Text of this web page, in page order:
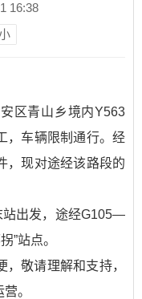
16:38
区青山乡境内Y563
，车辆限制通行。经
，现对途经该路段的
站出发，途经G105—
”站点。
敬请理解和支持，
。